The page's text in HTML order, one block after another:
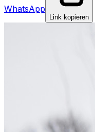
WhatsApp
Link kopieren